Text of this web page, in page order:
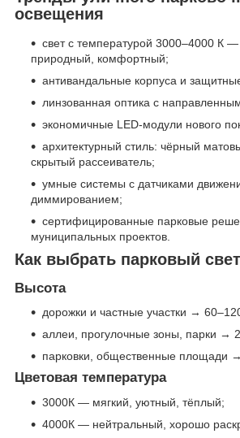
освещения
свет с температурой 3000–4000 К —
природный, комфортный;
антивандальные корпуса и
линзованная оптика с
экономичные LED-модули нового
архитектурный стиль: чёрный
скрытый рассеиватель;
умные системы с датчиками
диммированием;
сертифицированные парковые
муниципальных проектов.
Как выбрать парковый
Высота
дорожки и частные участки →
аллеи, прогулочные зоны, парки →
парковки, общественные площади
Цветовая температура
3000К — мягкий, уютный, тёплый;
4000К — нейтральный, хорошо